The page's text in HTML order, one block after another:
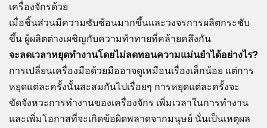
เครื่องจักรด้วย
เมื่อชิ้นส่วนมีความซับซ้อนมากขึ้นและวงจรการผลิตกระชับ
ขึ้น ผู้ผลิตต่างเผชิญกับความท้าทายที่คล้ายคลึงกัน:
จะลดเวลาหยุดทำงานโดยไม่ลดทอนความแม่นยำได้อย่างไร?
การเปลี่ยนเครื่องมือด้วยมืออาจดูเหมือนเรื่องเล็กน้อย แต่การ
หยุดแต่ละครั้งนั้นสะสมกันไปเรื่อยๆ การหยุดแต่ละครั้งจะ
ขัดจังหวะการทำงานของเครื่องจักร เพิ่มเวลาในการทำงาน
และเพิ่มโอกาสที่จะเกิดข้อผิดพลาดจากมนุษย์ นั่นเป็นเหตุผล